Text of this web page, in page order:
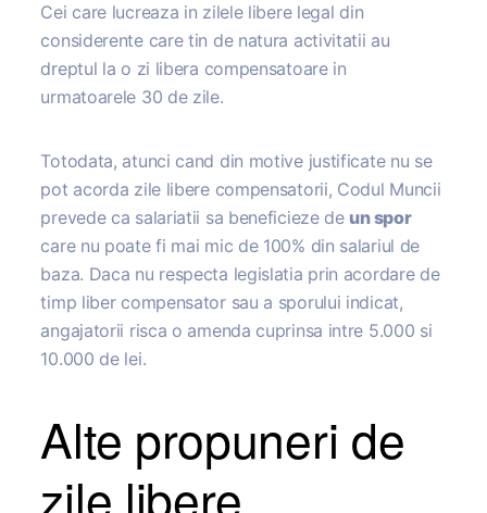
Cei care lucreaza in zilele libere legal din
considerente care tin de natura activitatii au
dreptul la o zi libera compensatoare in
urmatoarele 30 de zile.
Totodata, atunci cand din motive justificate nu se
pot acorda zile libere compensatorii, Codul Muncii
prevede ca salariatii sa beneficieze de un spor
care nu poate fi mai mic de 100% din salariul de
baza. Daca nu respecta legislatia prin acordare de
timp liber compensator sau a sporului indicat,
angajatorii risca o amenda cuprinsa intre 5.000 si
10.000 de lei.
Alte propuneri de
zile libere,